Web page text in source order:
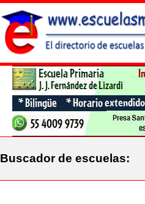
Buscador de escuelas: